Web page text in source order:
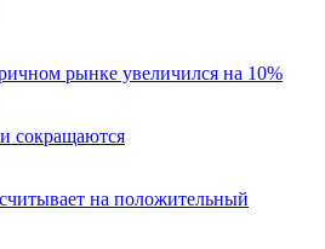
рынке увеличился на 10%
сокращаются
на положительный